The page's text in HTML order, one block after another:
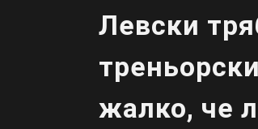
Левски
жалко, че